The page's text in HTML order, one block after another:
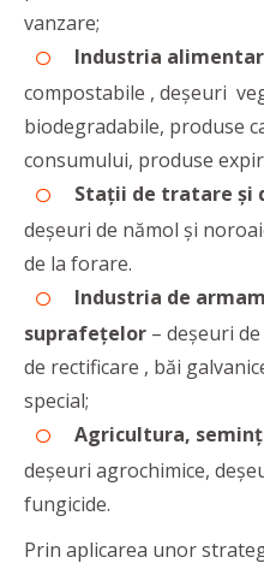
vanzare;
Industria
compostabile , deşeuri
biodegradabile, produse
consumului, produse
Staţii de tratare şi
deşeuri de nămol şi
de la forare.
Industria de
suprafeţelor – deşeuri
de rectificare , băi
special;
Agricultura,
deşeuri agrochimice,
fungicide.
Prin aplicarea unor